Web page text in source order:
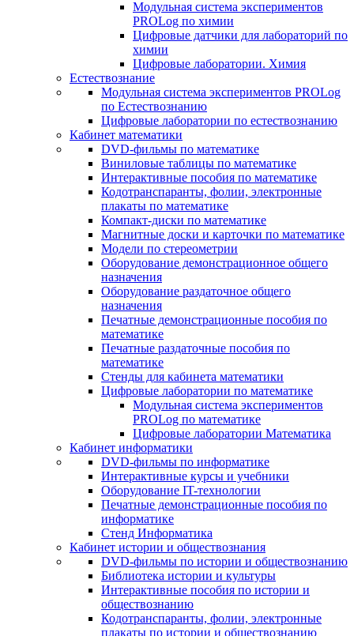
Модульная система экспериментов
PROLog по химии
Цифровые датчики для лабораторий по
химии
Цифровые лаборатории. Химия
Естествознание
Модульная система экспериментов PROLog
по Естествознанию
Цифровые лаборатории по естествознанию
Кабинет математики
DVD-фильмы по математике
Виниловые таблицы по математике
Интерактивные пособия по математике
Кодотранспаранты, фолии, электронные
плакаты по математике
Компакт-диски по математике
Магнитные доски и карточки по математике
Модели по стереометрии
Оборудование демонстрационное общего
назначения
Оборудование раздаточное общего
назначения
Печатные демонстрационные пособия по
математике
Печатные раздаточные пособия по
математике
Стенды для кабинета математики
Цифровые лаборатории по математике
Модульная система экспериментов
PROLog по математике
Цифровые лаборатории Математика
Кабинет информатики
DVD-фильмы по информатике
Интерактивные курсы и учебники
Оборудование IT-технологии
Печатные демонстрационные пособия по
информатике
Стенд Информатика
Кабинет истории и обществознания
DVD-фильмы по истории и обществознанию
Библиотека истории и культуры
Интерактивные пособия по истории и
обществознанию
Кодотранспаранты, фолии, электронные
плакаты по истории и обществознанию